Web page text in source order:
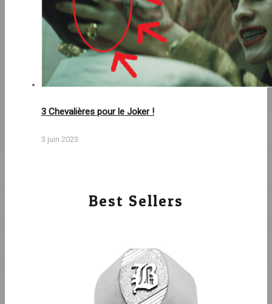
3 Chevalières pour le Joker !
3 juin 2023
Best Sellers